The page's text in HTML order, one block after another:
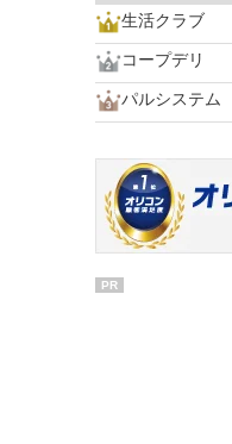
生活クラブ
コープデリ
パルシステム
PR